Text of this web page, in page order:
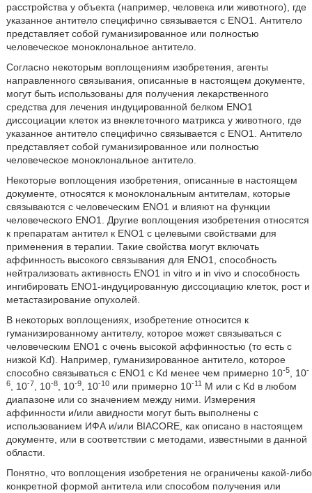
расстройства у объекта (например, человека или животного), где
указанное антитело специфично связывается с ENO1. Антитело
представляет собой гуманизированное или полностью
человеческое моноклональное антитело.
Согласно некоторым воплощениям изобретения, агенты
направленного связывания, описанные в настоящем документе,
могут быть использованы для получения лекарственного
средства для лечения индуцированной белком ENO1
диссоциации клеток из внеклеточного матрикса у животного, где
указанное антитело специфично связывается с ENO1. Антитело
представляет собой гуманизированное или полностью
человеческое моноклональное антитело.
Некоторые воплощения изобретения, описанные в настоящем
документе, относятся к моноклональным антителам, которые
связываются с человеческим ENO1 и влияют на функции
человеческого ENO1. Другие воплощения изобретения относятся
к препаратам антител к ENO1 с целевыми свойствами для
применения в терапии. Такие свойства могут включать
аффинность высокого связывания для ENO1, способность
нейтрализовать активность ENO1 in vitro и in vivo и способность
ингибировать ENO1-индуцированную диссоциацию клеток, рост и
метастазирование опухолей.
В некоторых воплощениях, изобретение относится к
гуманизированному антителу, которое может связываться с
человеческим ENO1 с очень высокой аффинностью (то есть с
низкой Kd). Например, гуманизированное антитело, которое
способно связываться с ENO1 с Kd менее чем примерно 10-5, 10-
6, 10-7 , 10-8, 10-9, 10-10или примерно 10-11М или с Kd в любом
диапазоне или со значением между ними. Измерения
аффинности и/или авидности могут быть выполнены с
использованием ИФА и/или BIACORE, как описано в настоящем
документе, или в соответствии с методами, известными в данной
области.
Понятно, что воплощения изобретения не ограничены какой-либо
конкретной формой антитела или способом получения или